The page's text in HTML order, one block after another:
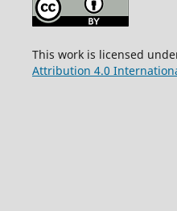
This work is licensed
Attribution 4.0